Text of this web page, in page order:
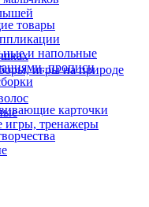
игры на природе
товары
и напольные
прописи
карточки
игры, тренажеры